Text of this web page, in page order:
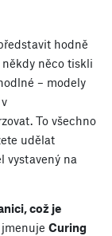
hodně
někdy něco tiskli
– modely
To všechno
udělat
vystavený na
což je
Curing